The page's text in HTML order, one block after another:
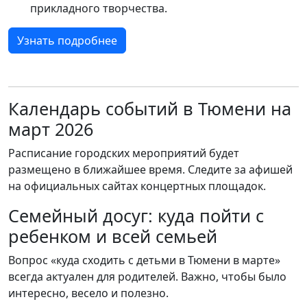
прикладного творчества.
Узнать подробнее
Календарь событий в Тюмени на
март 2026
Расписание городских мероприятий будет
размещено в ближайшее время. Следите за афишей
на официальных сайтах концертных площадок.
Семейный досуг: куда пойти с
ребенком и всей семьей
Вопрос «куда сходить с детьми в Тюмени в марте»
всегда актуален для родителей. Важно, чтобы было
интересно, весело и полезно.